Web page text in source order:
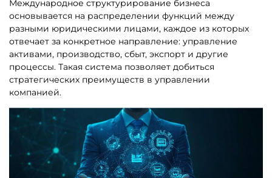
Международное структурирование бизнеса
основывается на распределении функций между
разными юридическими лицами, каждое из которых
отвечает за конкретное направление: управление
активами, производство, сбыт, экспорт и другие
процессы. Такая система позволяет добиться
стратегических преимуществ в управлении
компанией.